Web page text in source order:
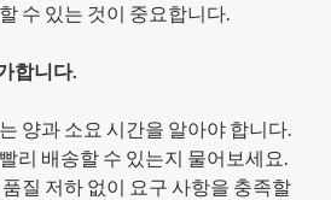
수 있는 것이 중요합니다.
합니다.
양과 소요 시간을 알아야 합니다.
리 배송할 수 있는지 물어보세요.
질 저하 없이 요구 사항을 충족할